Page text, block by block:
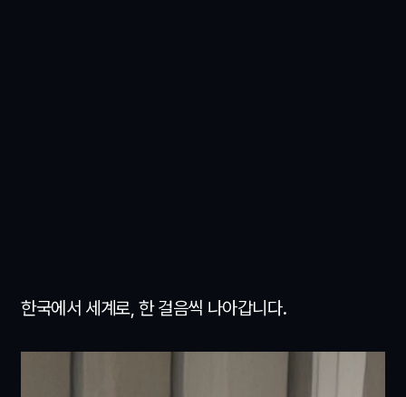
한국에서 세계로, 한 걸음씩 나아갑니다.